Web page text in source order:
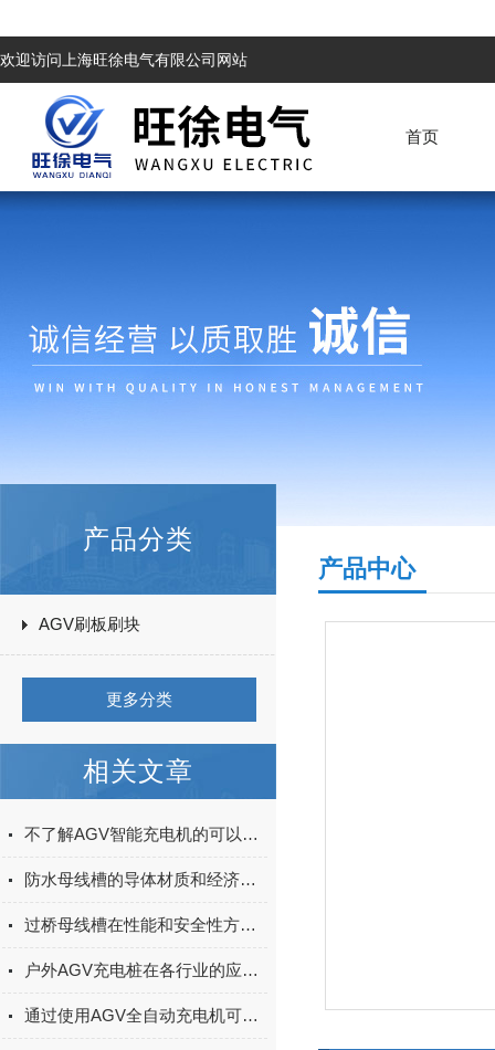
欢迎访问上海旺徐电气有限公司网站
首页
产品分类
AGV刷板刷块
更多分类
相关文章
不了解AGV智能充电机的可以进来看看
防水母线槽的导体材质和经济截面的选择
过桥母线槽在性能和安全性方面的特点
户外AGV充电桩在各行业的应用案例
通过使用AGV全自动充电机可以大大提高AGV的运行效率和充电效率
产品中心